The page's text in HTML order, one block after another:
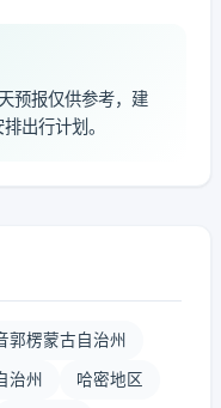
预报仅供参考，建
出行计划。
郭楞蒙古自治州
治州 哈密地区